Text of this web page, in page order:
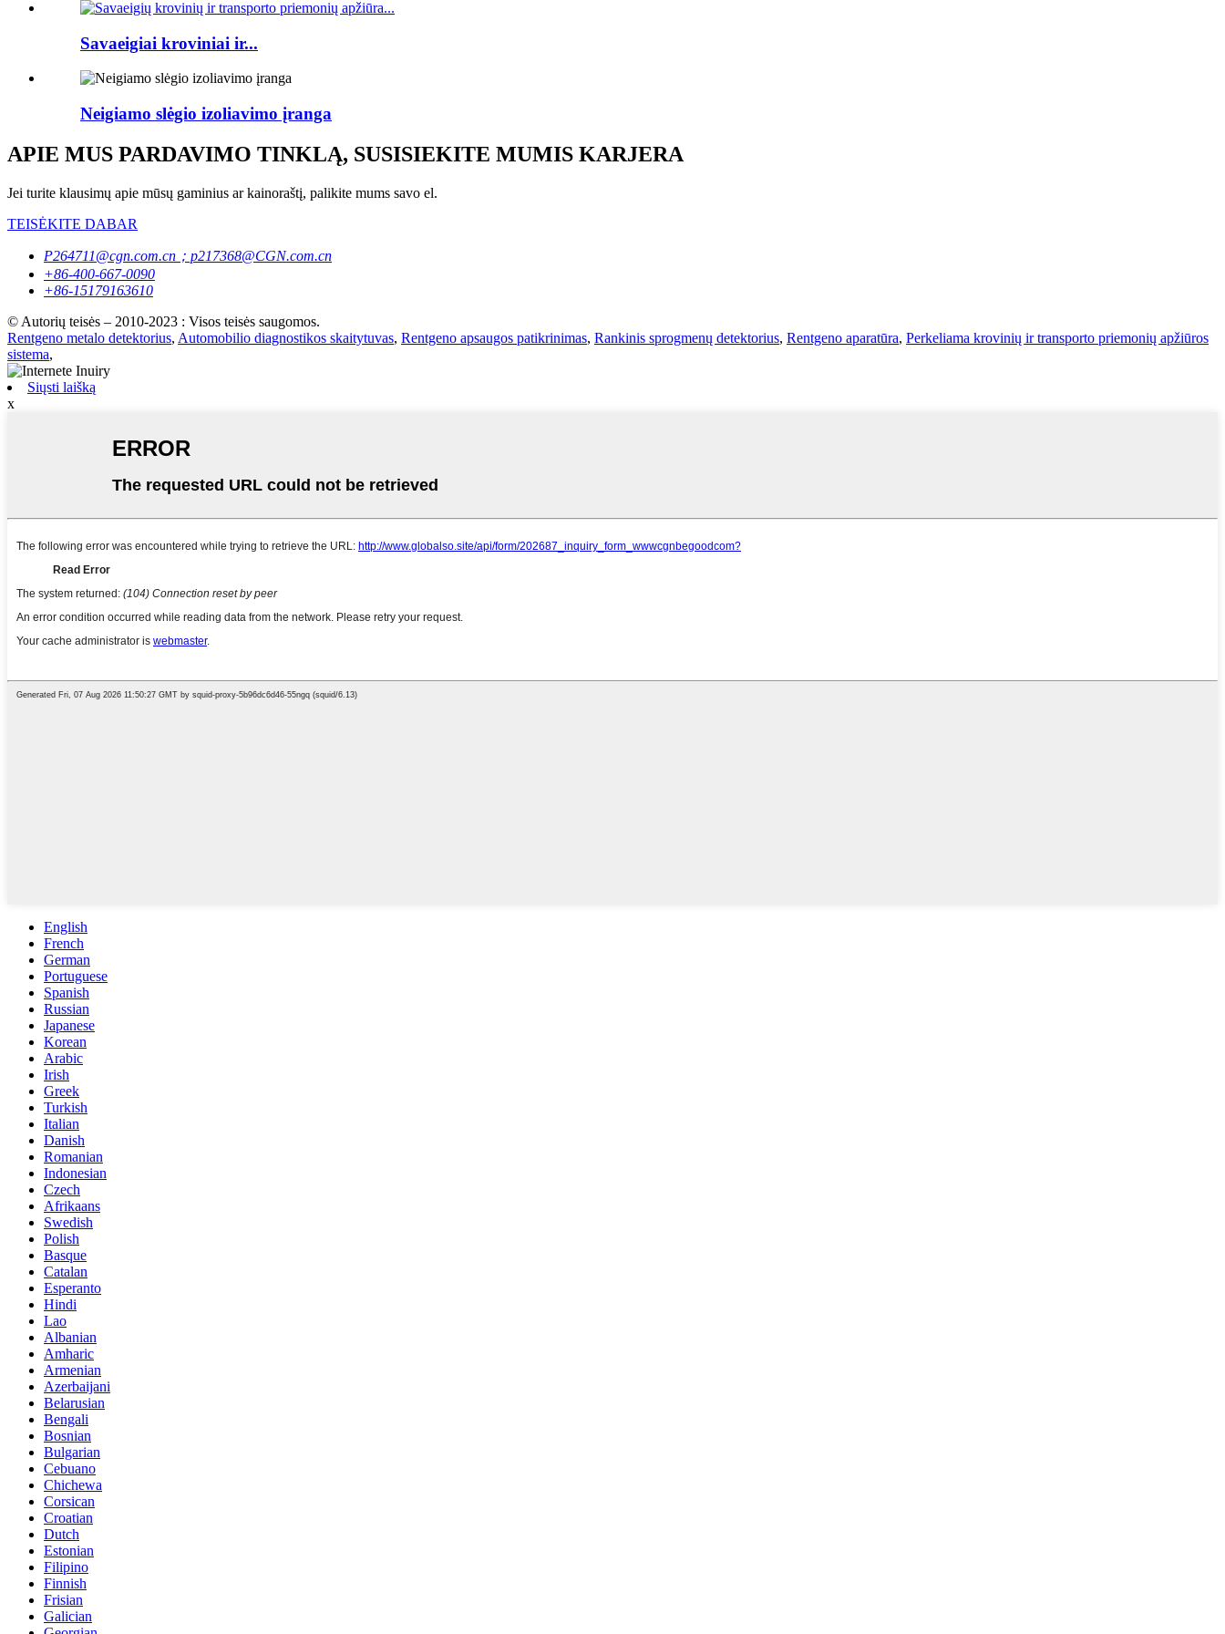
Savaeigiai kroviniai ir...
Neigiamo slėgio izoliavimo įranga
APIE MUS PARDAVIMO TINKLĄ, SUSISIEKITE MUMIS KARJERA
Jei turite klausimų apie mūsų gaminius ar kainoraštį, palikite mums savo el.
TEISĖKITE DABAR
P264711@cgn.com.cn；p217368@CGN.com.cn
+86-400-667-0090
+86-15179163610
© Autorių teisės – 2010-2023 : Visos teisės saugomos.
Rentgeno metalo detektorius, Automobilio diagnostikos skaitytuvas, Rentgeno apsaugos patikrinimas, Rankinis sprogmenų detektorius, Rentgeno aparatūra, Perkeliama krovinių ir transporto priemonių apžiūros
sistema,
Siųsti laišką
x
English
French
German
Portuguese
Spanish
Russian
Japanese
Korean
Arabic
Irish
Greek
Turkish
Italian
Danish
Romanian
Indonesian
Czech
Afrikaans
Swedish
Polish
Basque
Catalan
Esperanto
Hindi
Lao
Albanian
Amharic
Armenian
Azerbaijani
Belarusian
Bengali
Bosnian
Bulgarian
Cebuano
Chichewa
Corsican
Croatian
Dutch
Estonian
Filipino
Finnish
Frisian
Galician